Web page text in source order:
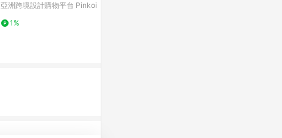
亞洲跨境設計購物平台 Pinkoi
1%